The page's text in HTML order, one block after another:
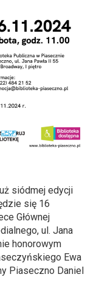
siódmej edycji
się 16
Głównej
ul. Jana
honorowym
Ewa
Piaseczno Daniel